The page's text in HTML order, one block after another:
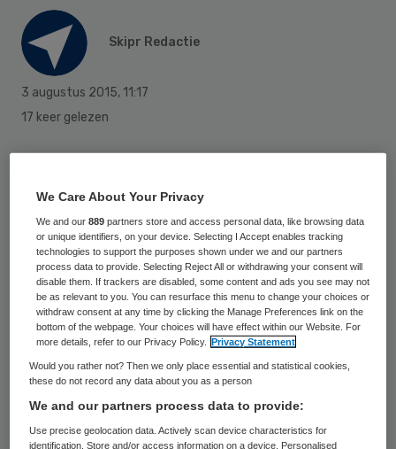
Skipr Redactie
3 augustus 2015, 11:17
17 keer gelezen
een verstandelijke beperking nadert, wordt
samenwerken extra belangrijk. Dit stellen
onderzoekers van het NIVEL en VUmc in
een artikel in BMC Palliative Care.
Deonderzoekers interviewden45
zorgverleners en naaste familieleden van
twaalf mensen met een verstandelijke
beperking die recent waren overleden. Aan
het einde van het leven van iemand met een
We Care About Your Privacy
We and our889 partners store and access personal data, like browsing data
or unique identifiers, on your device. Selecting I Accept enables tracking
technologies to support the purposes shown under we and our partners
process data to provide. Selecting Reject All or withdrawing your consent will
disable them. If trackers are disabled, some content and ads you see may not
be as relevant to you. You can resurface this menu to change your choices or
withdraw consent at any time by clicking the Manage Preferences link on the
bottom of the webpage. Your choices will have effect within our Website. For
more details, refer to our Privacy Policy.
Privacy Statement
Would you rather not? Then we only place essential and statistical cookies,
these do not record any data about you as a person
We and our partners process data to provide:
Use precise geolocation data. Actively scan device characteristics for
identification. Store and/or access information on a device. Personalised